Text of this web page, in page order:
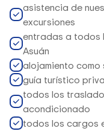
asistencia de
excursiones
entradas a todos
Asuán
alojamiento como
guía turístico
todos los
acondicionado
todos los cargos